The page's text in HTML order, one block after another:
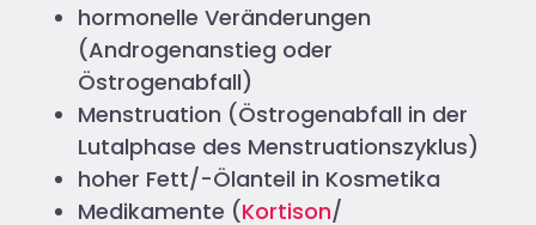
hormonelle Veränderungen
(Androgenanstieg oder
Östrogenabfall)
Menstruation (Östrogenabfall in der
Lutalphase des Menstruationszyklus)
hoher Fett/-Ölanteil in Kosmetika
Medikamente (Kortison/